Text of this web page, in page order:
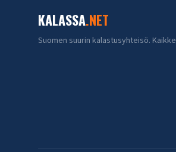
KALASSA.NET
Suomen suurin kalastusyhteisö.